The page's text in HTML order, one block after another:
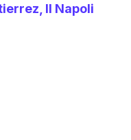
Il Napoli